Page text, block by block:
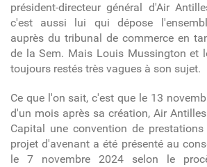
président-directeur général d'Air
c'est aussi lui qui dépose
auprès du tribunal de commerce en
de la Sem. Mais Louis Mussington et
toujours restés très vagues à son sujet.
Ce que l'on sait, c'est que le 13
d'un mois après sa création, Air
Capital une convention de
projet d'avenant a été présenté au
le 7 novembre 2024 selon le